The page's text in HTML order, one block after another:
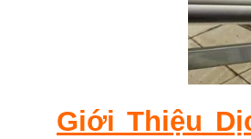
Giới Thiệu